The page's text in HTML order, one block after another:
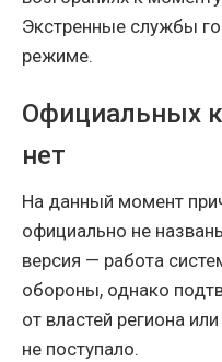
Экстренные службы
режиме.
Официальных
нет
На данный момент
официально не
версия — работа
обороны, однако
от властей региона
не поступало.